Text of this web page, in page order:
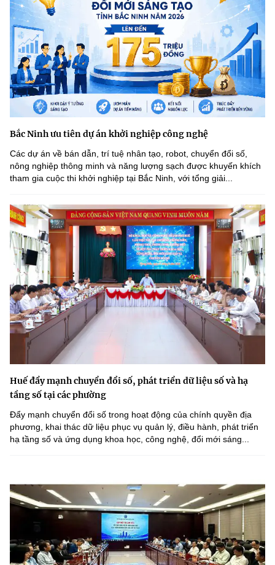
Bắc Ninh ưu tiên dự án khởi nghiệp công nghệ
Các dự án về bán dẫn, trí tuệ nhân tạo, robot, chuyển đổi số,
nông nghiệp thông minh và năng lượng sạch được khuyến khích
tham gia cuộc thi khởi nghiệp tại Bắc Ninh, với tổng giải...
Huế đẩy mạnh chuyển đổi số, phát triển dữ liệu số và hạ
tầng số tại các phường
Đẩy mạnh chuyển đổi số trong hoạt động của chính quyền địa
phương, khai thác dữ liệu phục vụ quản lý, điều hành, phát triển
hạ tầng số và ứng dụng khoa học, công nghệ, đổi mới sáng...